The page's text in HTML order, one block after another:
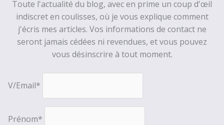
Toute l'actualité du blog, avec en prime un coup d'œil
indiscret en coulisses, où je vous explique comment
j'écris mes articles. Vos informations de contact ne
seront jamais cédées ni revendues, et vous pouvez
vous désinscrire à tout moment.
V/Email*
Prénom*